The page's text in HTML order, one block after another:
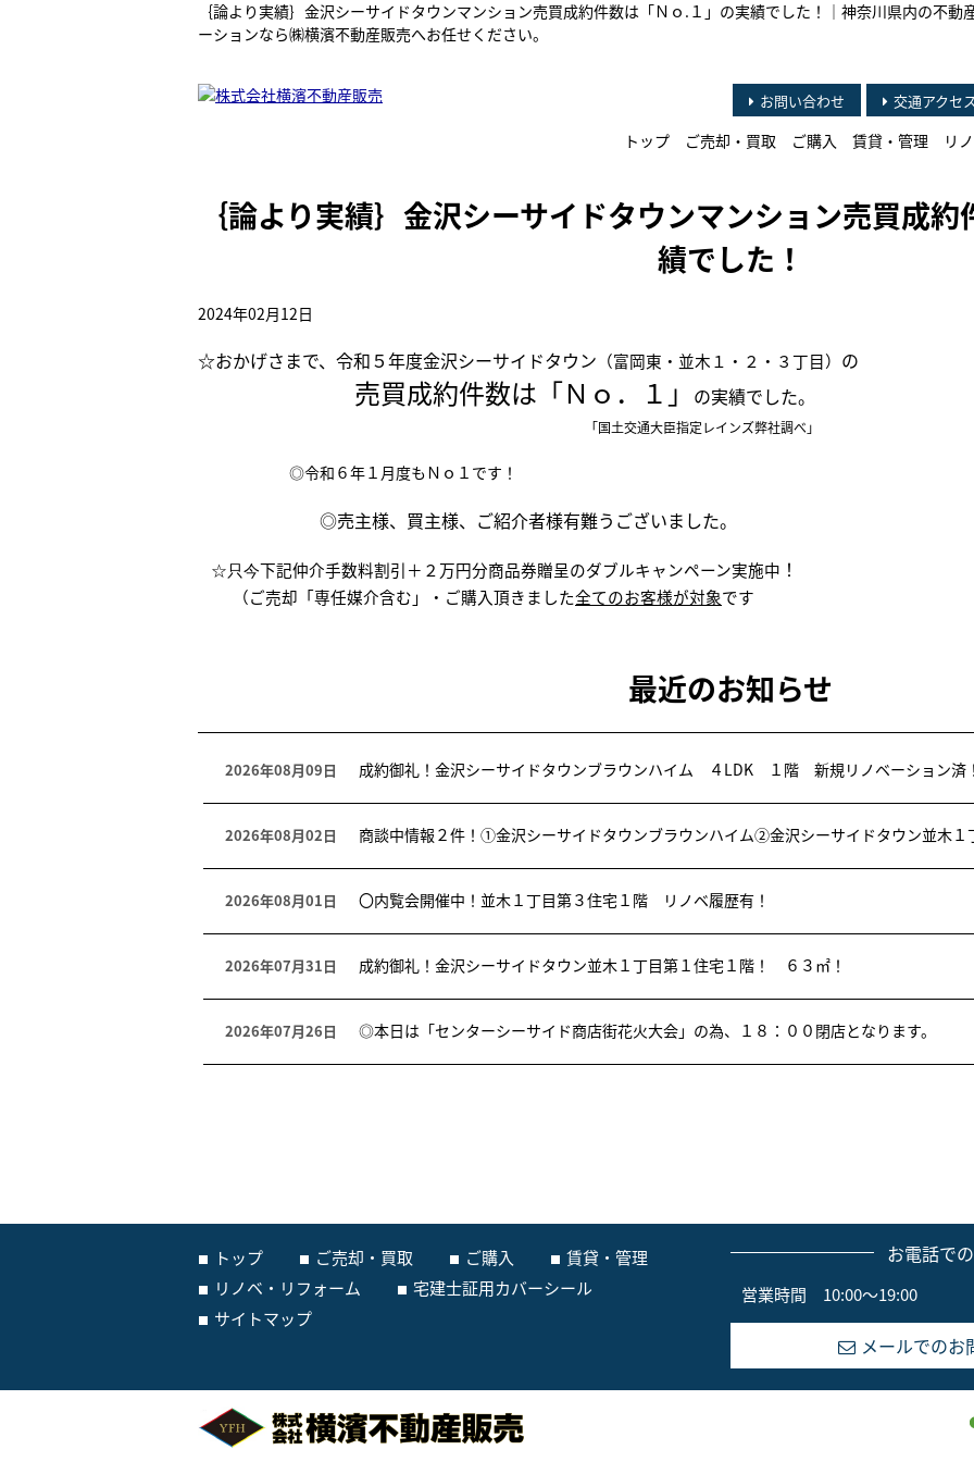
｛論より実績｝金沢シーサイドタウンマンション売買成約件数は「Ｎｏ.１」の実績でした！｜神奈川県内の不
ーションなら㈱横濱不動産販売へお任せください。
お問い合わせ 交通アクセス
トップ ご売却・買取 ご購入 賃貸・管理 リ
｛論より実績｝金沢シーサイドタウンマンション売買成
績でした！
2024年02月12日
☆おかげさまで、令和５年度金沢シーサイドタウン （富岡東・並木１・２・３丁目） の
売買成約件数は「Ｎｏ．１」 の実績でした。
「国土交通大臣指定レインズ弊社調べ」
◎令和６年１月度もＮｏ１です！
◎売主様、買主様、ご紹介者様有難うございました。
☆只今下記仲介手数料割引＋２万円分商品券贈呈のダブルキャンペーン実施中 ！
（ご売却「専任媒介含む」・ご購入頂きました全てのお客様が対象です
最近のお知らせ
2026年08月09日 成約御礼！金沢シーサイドタウンブラウンハイム ４LDK １階 新規リノベーション済！
2026年08月02日 商談中情報２件！①金沢シーサイドタウンブラウンハイム②金沢シーサイドタウン並木１
2026年08月01日 〇内覧会開催中！並木１丁目第３住宅１階 リノベ履歴有！
2026年07月31日 成約御礼！金沢シーサイドタウン並木１丁目第１住宅１階！ ６３㎡！
2026年07月26日 ◎本日は「センターシーサイド商店街花火大会」の為、１８：００閉店となります。
トップ ご売却・買取 ご購入
賃貸・管理
リノベ・リフォーム
宅建士証用カバーシール
サイトマップ
お電話で
営業時間 10:00～19:00
メールでのお